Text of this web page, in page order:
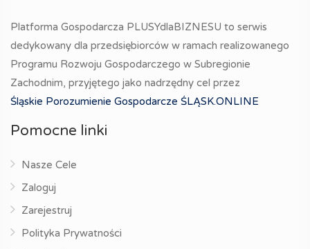
Platforma Gospodarcza PLUSYdlaBIZNESU to serwis
dedykowany dla przedsiębiorców w ramach realizowanego
Programu Rozwoju Gospodarczego w Subregionie
Zachodnim, przyjętego jako nadrzędny cel przez
Śląskie Porozumienie Gospodarcze ŚLĄSK.ONLINE
Pomocne linki
Nasze Cele
Zaloguj
Zarejestruj
Polityka Prywatności